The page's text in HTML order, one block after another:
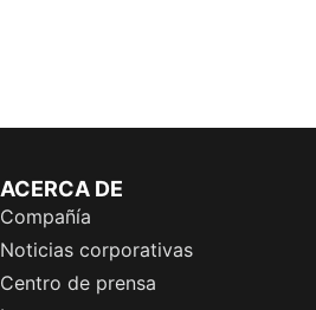
ACERCA DE
Compañía
Noticias corporativas
Centro de prensa